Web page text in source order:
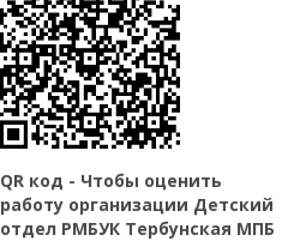
QR код - Чтобы оценить
работу организации Детский
отдел РМБУК Тербунская МПБ